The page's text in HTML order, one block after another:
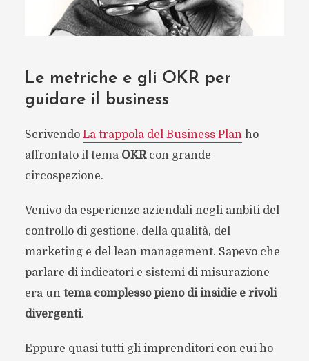
Le metriche e gli OKR per
guidare il business
Scrivendo La trappola del Business Planho
affrontato il tema OKRcon grande
circospezione.
Venivo da esperienze aziendali negli ambiti del
controllo di gestione, della qualità, del
marketing e del lean management. Sapevo che
parlare di indicatori e sistemi di misurazione
era un tema complesso pieno di insidie e rivoli
divergenti.
Eppure quasi tutti gli imprenditori con cui ho